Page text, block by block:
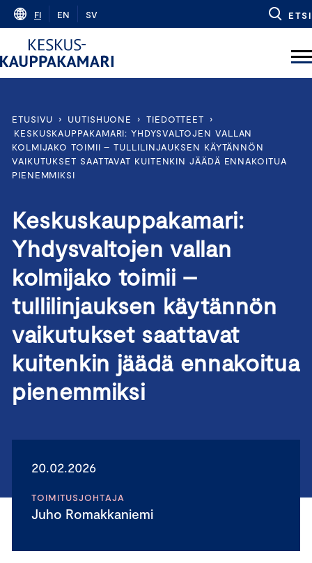
Skip
content
FI EN SV ETSI
ETUSIVU › UUTISHUONE › TIEDOTTEET
›
KESKUSKAUPPAKAMARI: YHDYSVALTOJEN VALLAN
KOLMIJAKO TOIMII – TULLILINJAUKSEN KÄYTÄNNÖN
VAIKUTUKSET SAATTAVAT KUITENKIN JÄÄDÄ ENNAKOITUA
PIENEMMIKSI
Keskuskauppakamari:
Yhdysvaltojen vallan
kolmijako toimii –
tullilinjauksen käytännön
vaikutukset saattavat
kuitenkin jäädä ennakoitua
pienemmiksi
20.02.2026
TOIMITUSJOHTAJA
Juho Romakkaniemi